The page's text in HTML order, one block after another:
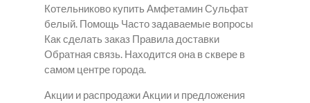
Котельниково купить Амфетамин Сульфат
белый. Помощь Часто задаваемые вопросы
Как сделать заказ Правила доставки
Обратная связь. Находится она в сквере в
самом центре города.
Акции и распродажи Акции и предложения